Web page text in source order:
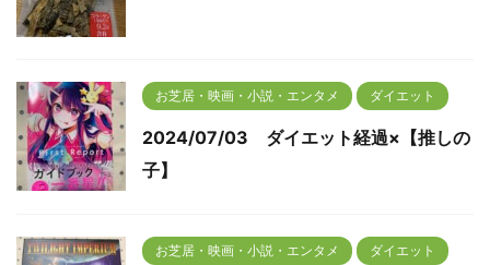
お芝居・映画・小説・エンタメ ダイエット
2024/07/03 ダイエット経過×【推しの
子】
お芝居・映画・小説・エンタメ ダイエット